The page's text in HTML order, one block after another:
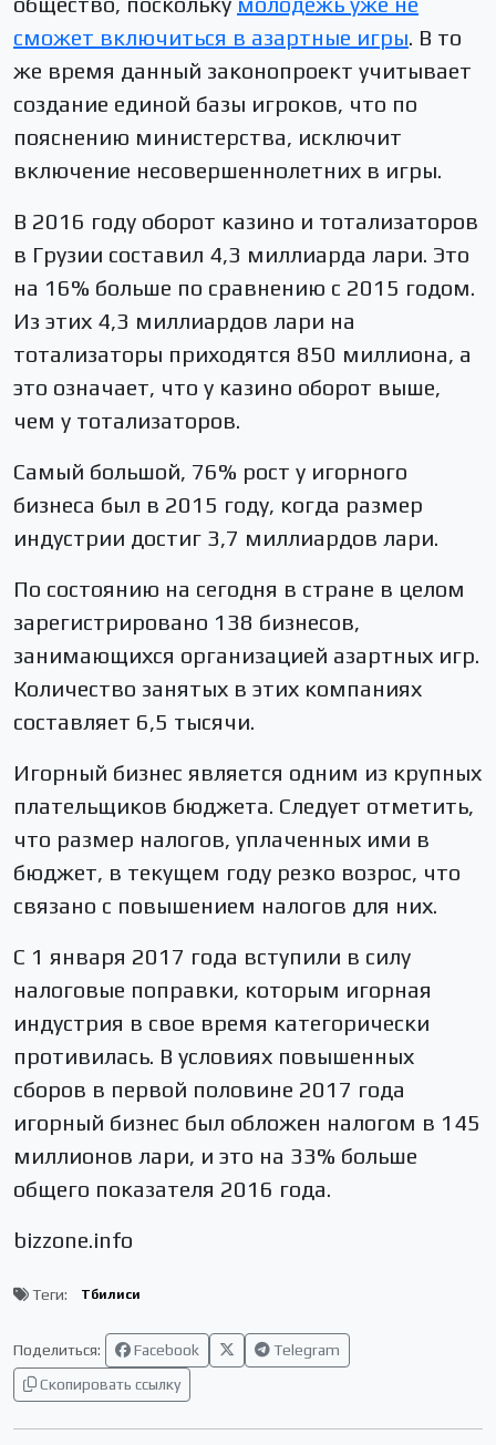
сможет включиться в азартные игры. В то
же время данный законопроект учитывает
создание единой базы игроков, что по
пояснению министерства, исключит
включение несовершеннолетних в игры.
В 2016 году оборот казино и тотализаторов
в Грузии составил 4,3 миллиарда лари. Это
на 16% больше по сравнению с 2015 годом.
Из этих 4,3 миллиардов лари на
тотализаторы приходятся 850 миллиона, а
это означает, что у казино оборот выше,
чем у тотализаторов.
Самый большой, 76% рост у игорного
бизнеса был в 2015 году, когда размер
индустрии достиг 3,7 миллиардов лари.
По состоянию на сегодня в стране в целом
зарегистрировано 138 бизнесов,
занимающихся организацией азартных игр.
Количество занятых в этих компаниях
составляет 6,5 тысячи.
Игорный бизнес является одним из крупных
плательщиков бюджета. Следует отметить,
что размер налогов, уплаченных ими в
бюджет, в текущем году резко возрос, что
связано с повышением налогов для них.
С 1 января 2017 года вступили в силу
налоговые поправки, которым игорная
индустрия в свое время категорически
противилась. В условиях повышенных
сборов в первой половине 2017 года
игорный бизнес был обложен налогом в 145
миллионов лари, и это на 33% больше
общего показателя 2016 года.
bizzone.info
Теги: Тбилиси
Поделиться: Facebook
Telegram
Скопировать ссылку